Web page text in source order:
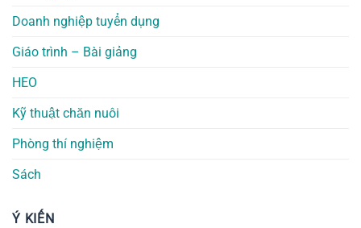
Doanh nghiệp tuyển dụng
Giáo trình – Bài giảng
HEO
Kỹ thuật chăn nuôi
Phòng thí nghiệm
Sách
Ý KIẾN